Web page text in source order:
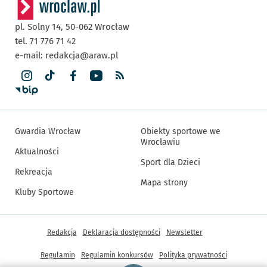
pl. Solny 14, 50-062 Wrocław
tel. 71 776 71 42
e-mail: redakcja@araw.pl
Gwardia Wrocław
Aktualności
Rekreacja
Kluby Sportowe
Obiekty sportowe we
Wrocławiu
Sport dla Dzieci
Mapa strony
Inne informacje
Redakcja Deklaracja dostępności Newsletter
Regulamin Regulamin konkursów Polityka prywatności